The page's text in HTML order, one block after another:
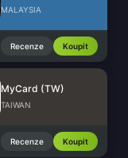
MALAYSIA
Recenze Koupit
MyCard (TW)
TAIWAN
Recenze Koupit